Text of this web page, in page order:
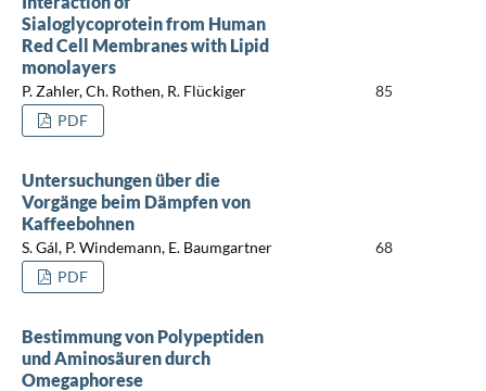
Sialoglycoprotein from Human
Red Cell Membranes with Lipid
monolayers
P. Zahler, Ch. Rothen, R. Flückiger
85
PDF
Untersuchungen über die
Vorgänge beim Dämpfen von
Kaffeebohnen
S. Gál, P. Windemann, E. Baumgartner
68
PDF
Bestimmung von Polypeptiden
und Aminosäuren durch
Omegaphorese